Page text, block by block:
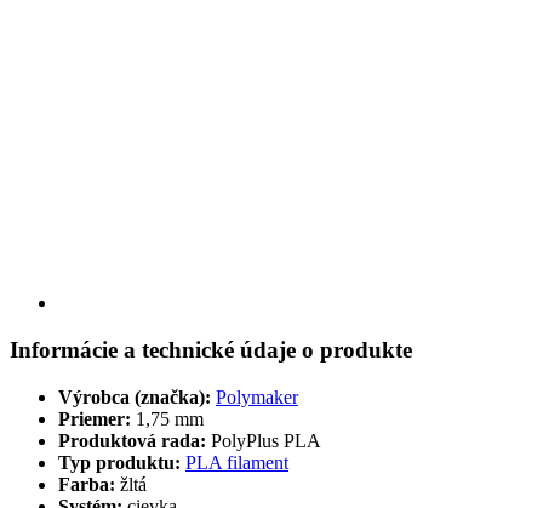
Informácie a technické údaje o produkte
Výrobca (značka): Polymaker
Priemer: 1,75 mm
Produktová rada: PolyPlus PLA
Typ produktu: PLA filament
Farba: žltá